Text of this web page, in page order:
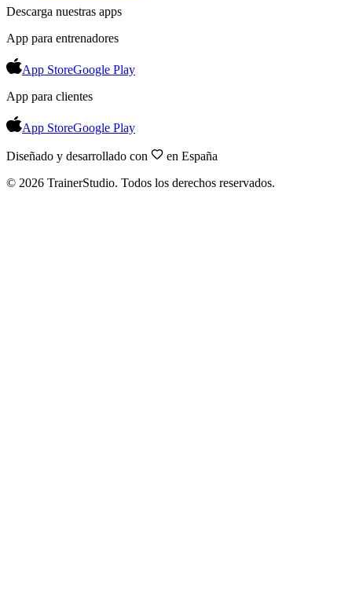
Descarga nuestras apps
App para entrenadores
App StoreGoogle Play
App para clientes
App StoreGoogle Play
Diseñado y desarrollado con
en España
© 2026 TrainerStudio. Todos los derechos reservados.